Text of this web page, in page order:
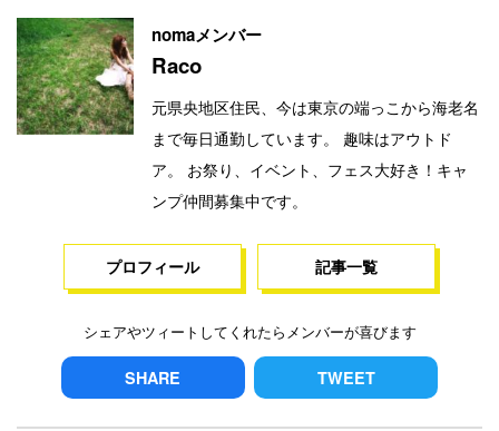
nomaメンバー
Raco
元県央地区住民、今は東京の端っこから海老名
まで毎日通勤しています。 趣味はアウトド
ア。 お祭り、イベント、フェス大好き！キャ
ンプ仲間募集中です。
プロフィール 記事一覧
シェアやツィートしてくれたらメンバーが喜びます
SHARE TWEET